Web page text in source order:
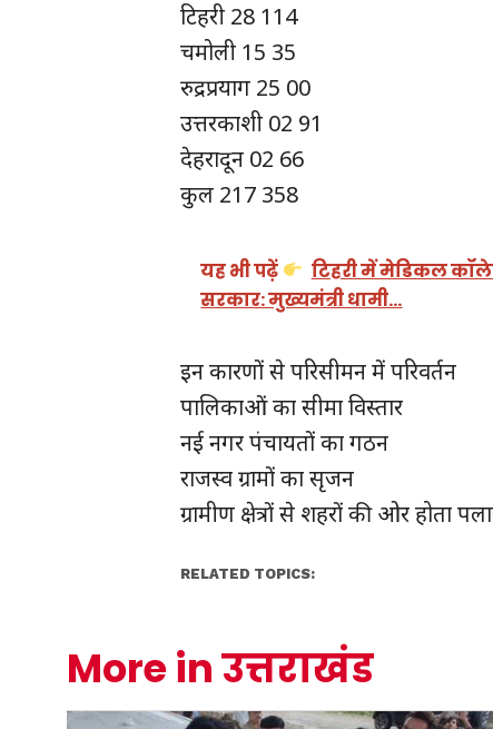
टिहरी 28 114
चमोली 15 35
रुद्रप्रयाग 25 00
उत्तरकाशी 02 91
देहरादून 02 66
कुल 217 358
यह भी पढ़ें
टिहरी में मेडिकल
सरकार: मुख्यमंत्री धामी…
इन कारणों से परिसीमन में परिवर्तन
पालिकाओं का सीमा विस्तार
नई नगर पंचायतों का गठन
राजस्व ग्रामों का सृजन
ग्रामीण क्षेत्रों से शहरों की ओर होता
RELATED TOPICS:
More in उत्तराखंड